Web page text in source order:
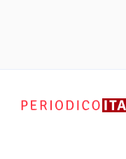
contenuto